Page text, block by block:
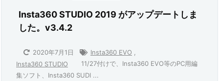
Insta360 STUDIO 2019 がアップデートしま
した。v3.4.2
2020年7月1日 Insta360 EVO
Insta360 STUDIO
11/27付けで、Insta360 EVO等のPC用編
集ソフト、Insta360 SUDI ...